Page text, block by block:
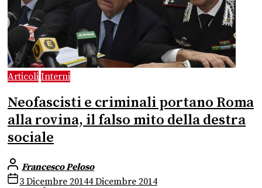
Articoli Interni
Neofascisti e criminali portano Roma
alla rovina, il falso mito della destra
sociale
Francesco Peloso
3 Dicembre 20144 Dicembre 2014